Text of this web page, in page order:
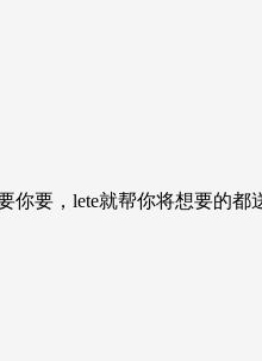
要，lete就帮你将想要的都